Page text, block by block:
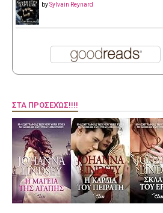
bySylvain Reynard
ΣΤΑ ΠΡΟΣΕΧΏΣ!!!!